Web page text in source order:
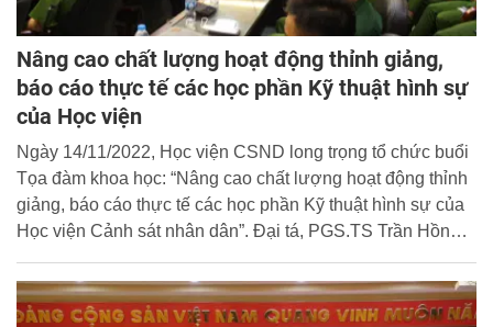
Nâng cao chất lượng hoạt động thỉnh giảng,
báo cáo thực tế các học phần Kỹ thuật hình sự
của Học viện
Ngày 14/11/2022, Học viện CSND long trọng tổ chức buổi
Tọa đàm khoa học: “Nâng cao chất lượng hoạt động thỉnh
giảng, báo cáo thực tế các học phần Kỹ thuật hình sự của
Học viện Cảnh sát nhân dân”. Đại tá, PGS.TS Trần Hồng